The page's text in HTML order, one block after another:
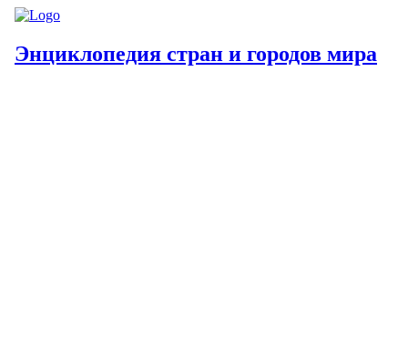
Энциклопедия стран и городов мира